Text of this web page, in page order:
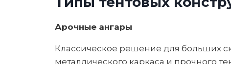
Арочные ангары
Классическое решение для больших
металлического каркаса и прочного